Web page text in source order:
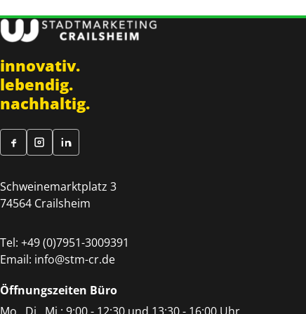
innovativ.
lebendig.
nachhaltig.
Schweinemarktplatz 3
74564 Crailsheim
Tel: +49 (0)7951-3009391
Email: info@stm-cr.de
Öffnungszeiten Büro
Mo., Di., Mi.: 9:00 - 12:30 und 13:30 - 16:00 Uhr